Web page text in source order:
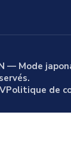
— Mode
Politique de